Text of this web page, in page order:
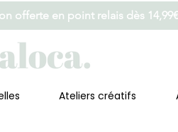
offerte en point relais dès
Ateliers créatifs